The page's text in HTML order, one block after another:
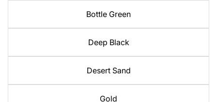
Bottle Green
Deep Black
Desert Sand
Gold